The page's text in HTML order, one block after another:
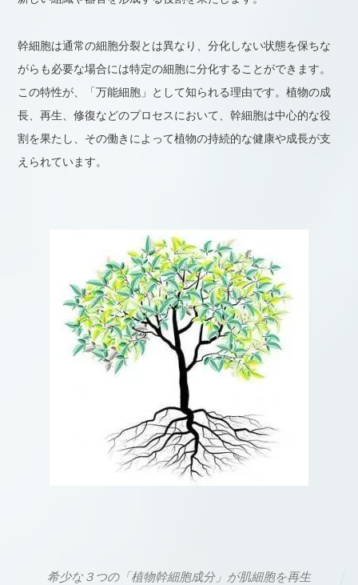
幹細胞は通常の細胞分裂とは異なり、分化しない状態を保ちな
がらも必要な場合には特定の細胞に分化することができます。
この特性が、「万能細胞」として知られる理由です。植物の成
長、再生、修復などのプロセスにおいて、幹細胞は中心的な役
割を果たし、その働きによって植物の持続的な健康や成長が支
えられています。
希少な３つの「植物幹細胞成分」が肌細胞を再生